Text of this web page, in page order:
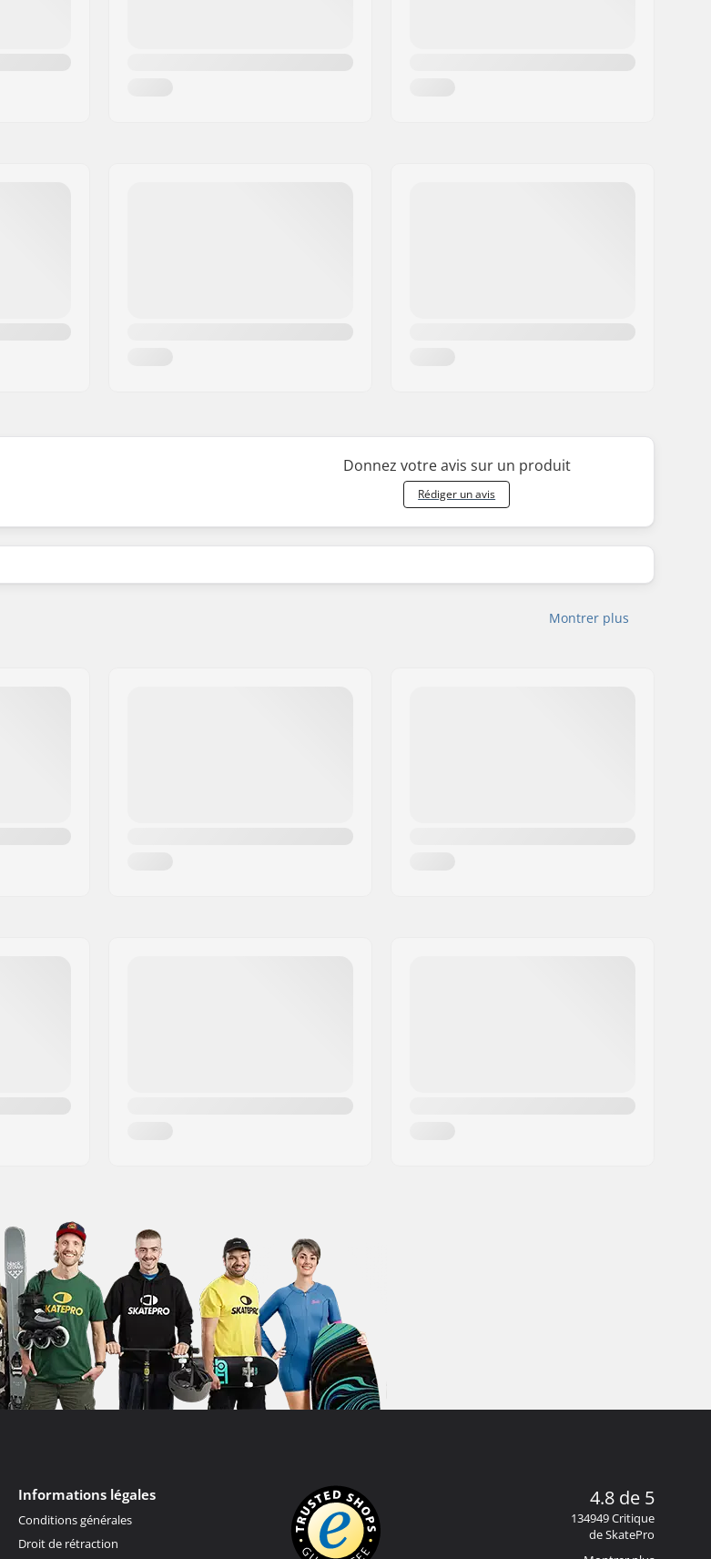
Donnez votre avis sur un produit
Rédiger un avis
Montrer plus
Informations légales
Conditions générales
Droit de rétraction
4.8 de 5
134949 Critique
de SkatePro